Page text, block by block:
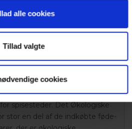
alle cookies
Tillad valgte
cookies
SPISEMÆRKE
Kro er registreret med
Spisemærke i sølv, som
60-90% økologisk.
er en statskontrolleret
spisesteder. Det Økologiske
stor en del af de indkøbte føde-